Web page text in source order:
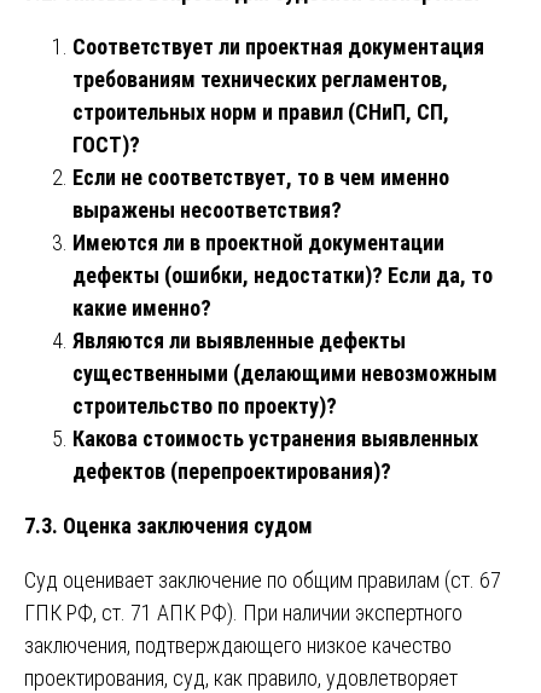
Соответствует ли проектная документация
требованиям технических регламентов,
строительных норм и правил (СНиП, СП,
ГОСТ)?
Если не соответствует, то в чем именно
выражены несоответствия?
Имеются ли в проектной документации
дефекты (ошибки, недостатки)? Если да, то
какие именно?
Являются ли выявленные дефекты
существенными (делающими невозможным
строительство по проекту)?
Какова стоимость устранения выявленных
дефектов (перепроектирования)?
7.3. Оценка заключения судом
Суд оценивает заключение по общим правилам (ст. 67
ГПК РФ, ст. 71 АПК РФ). При наличии экспертного
заключения, подтверждающего низкое качество
проектирования, суд, как правило, удовлетворяет